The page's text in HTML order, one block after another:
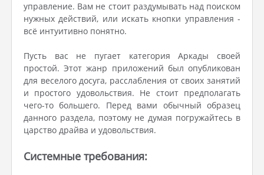
управление. Вам не стоит раздумывать над поиском
нужных действий, или искать кнопки управления -
всё интуитивно понятно.
Пусть вас не пугает категория Аркады своей
простой. Этот жанр приложений был опубликован
для веселого досуга, расслабления от своих занятий
и простого удовольствия. Не стоит предполагать
чего-то большего. Перед вами обычный образец
данного раздела, поэтому не думая погружайтесь в
царство драйва и удовольствия.
Системные требования: